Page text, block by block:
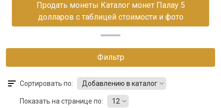
Продать монеты Каталог монет Палау 5
долларов с таблицей стоимости и фото
Фильтр
Сортировать по: Добавлению в каталог
Показать на странице по: 12